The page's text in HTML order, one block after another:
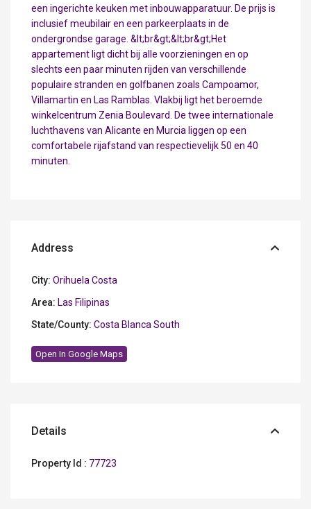
een ingerichte keuken met inbouwapparatuur. De prijs is
inclusief meubilair en een parkeerplaats in de
ondergrondse garage. &lt;br&gt;&lt;br&gt;Het
appartement ligt dicht bij alle voorzieningen en op
slechts een paar minuten rijden van verschillende
populaire stranden en golfbanen zoals Campoamor,
Villamartin en Las Ramblas. Vlakbij ligt het beroemde
winkelcentrum Zenia Boulevard. De twee internationale
luchthavens van Alicante en Murcia liggen op een
comfortabele rijafstand van respectievelijk 50 en 40
minuten.
Address
City: Orihuela Costa
Area: Las Filipinas
State/County: Costa Blanca South
Open In Google Maps
Details
Property Id : 77723